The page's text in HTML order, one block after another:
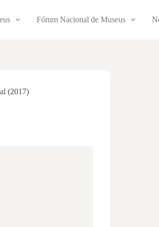
Fórum Nacional de Museus
(2017)